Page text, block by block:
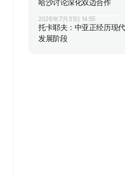
哈沙讨论深化双边合作
2026年7月31日 14:55
托卡耶夫：中亚正经历现
发展阶段